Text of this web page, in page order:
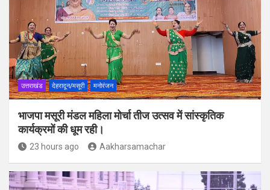
उत्तराखंड देहरादून/मसूरी मनोरंजन
भाजपा मसूरी मंडल महिला मोर्चा तीज उत्सव में सांस्कृतिक
कार्यक्रमों की धूम रही।
23 hours ago Aakharsamachar